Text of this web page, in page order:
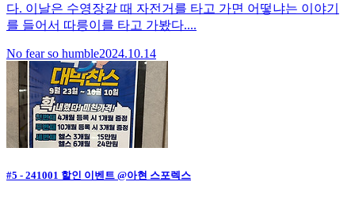
다. 이날은 수영장갈 때 자전거를 타고 가면 어떻냐는 이야기
를 들어서 따릉이를 타고 가봤다....
No fear so humble2024.10.14
#5 - 241001 할인 이벤트 @아현 스포렉스